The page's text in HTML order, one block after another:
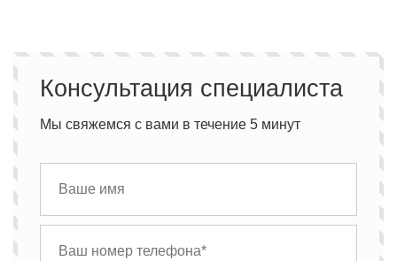
Консультация специалиста
Мы свяжемся с вами в течение 5 минут